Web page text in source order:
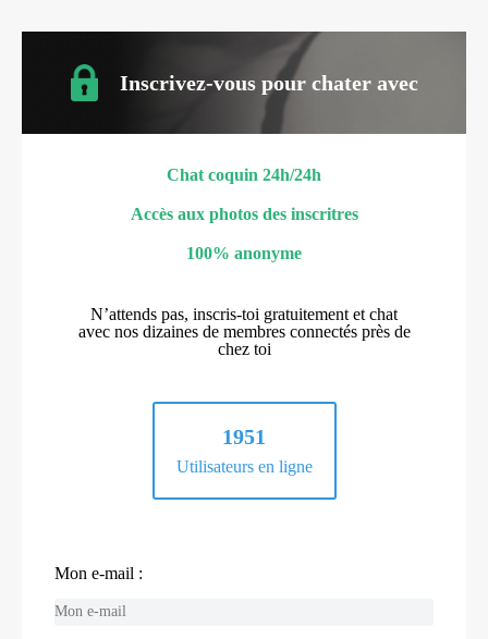
Inscrivez-vous pour chater avec
Chat coquin 24h/24h
Accès aux photos des inscritres
100% anonyme
N’attends pas, inscris-toi gratuitement et chat
avec nos dizaines de membres connectés près de
chez toi
1951
Utilisateurs en ligne
Mon e-mail :